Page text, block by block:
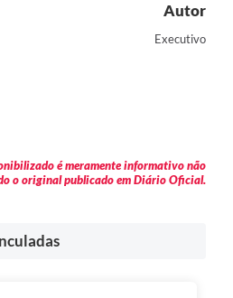
Autor
Executivo
é meramente informativo não
o original publicado em Diário Oficial.